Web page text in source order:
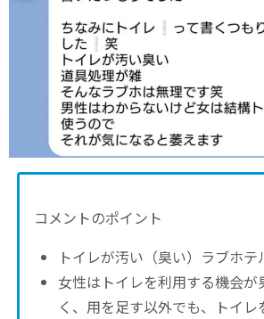
コメントのポイント
トイレが汚い（臭い）ラブホテ
女性はトイレを利用する機会が
く、用を足す以外でも、トイレ